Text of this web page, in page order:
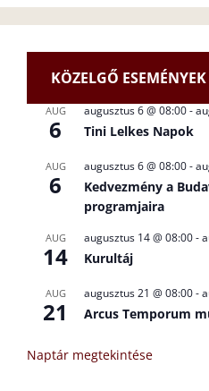
KÖZELGŐ ESEMÉNYEK
AUG
6
augusztus 6 @ 08:00-
Tini Lelkes Napok
AUG
6
augusztus 6 @ 08:00-
Kedvezmény a
programjaira
AUG
14
augusztus 14 @ 08:00-
Kurultáj
AUG
21
augusztus 21 @ 08:00-
Arcus Temporum
Naptár megtekintése